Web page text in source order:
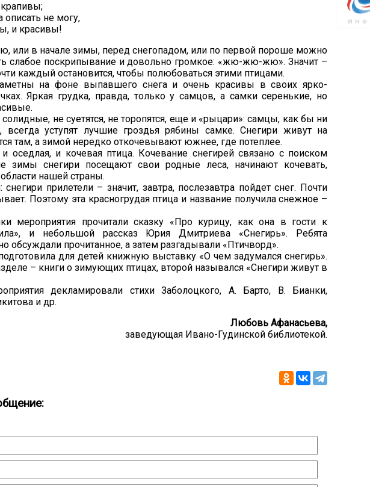
описать не могу,
и красивы!
или в начале зимы, перед снегопадом, или по первой пороше можно
слабое поскрипывание и довольно громкое: «жю-жю-жю». Значит –
каждый остановится, чтобы полюбоваться этими птицами.
на фоне выпавшего снега и очень красивы в своих ярко-
Яркая грудка, правда, только у самцов, а самки серенькие, но
не суетятся, не торопятся, еще и «рыцари»: самцы, как бы ни
всегда уступят лучшие гроздья рябины самке. Снегири живут на
там, а зимой нередко откочевывают южнее, где потеплее.
оседлая, и кочевая птица. Кочевание снегирей связано с поиском
зимы снегири посещают свои родные леса, начинают кочевать,
нашей страны.
снегири прилетели – значит, завтра, послезавтра пойдет снег. Почти
Поэтому эта красногрудая птица и название получила снежное –
мероприятия прочитали сказку «Про курицу, как она в гости к
и небольшой рассказ Юрия Дмитриева «Снегирь». Ребята
обсуждали прочитанное, а затем разгадывали «Птичворд».
для детей книжную выставку «О чем задумался снегирь».
– книги о зимующих птицах, второй назывался «Снегири живут в
декламировали стихи Заболоцкого, А. Барто, В. Бианки,
и др.
Любовь Афанасьева,
заведующая Ивано-Гудинской библиотекой.